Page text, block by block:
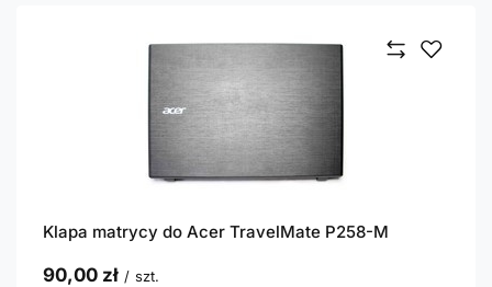
Klapa matrycy do Acer TravelMate P258-M
90,00 zł / szt.